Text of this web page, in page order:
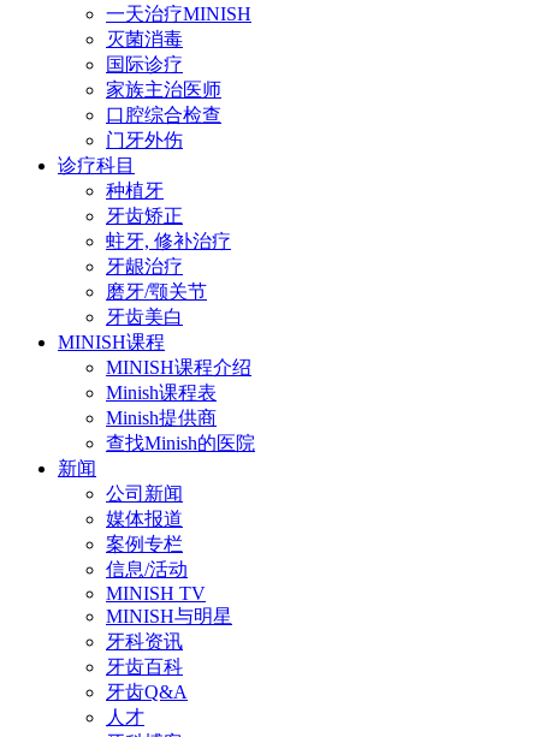
一天治疗MINISH
灭菌消毒
国际诊疗
家族主治医师
口腔综合检查
门牙外伤
诊疗科目
种植牙
牙齿矫正
蛀牙, 修补治疗
牙龈治疗
磨牙/颚关节
牙齿美白
MINISH课程
MINISH课程介绍
Minish课程表
Minish提供商
查找Minish的医院
新闻
公司新闻
媒体报道
案例专栏
信息/活动
MINISH TV
MINISH与明星
牙科资讯
牙齿百科
牙齿Q&A
人才